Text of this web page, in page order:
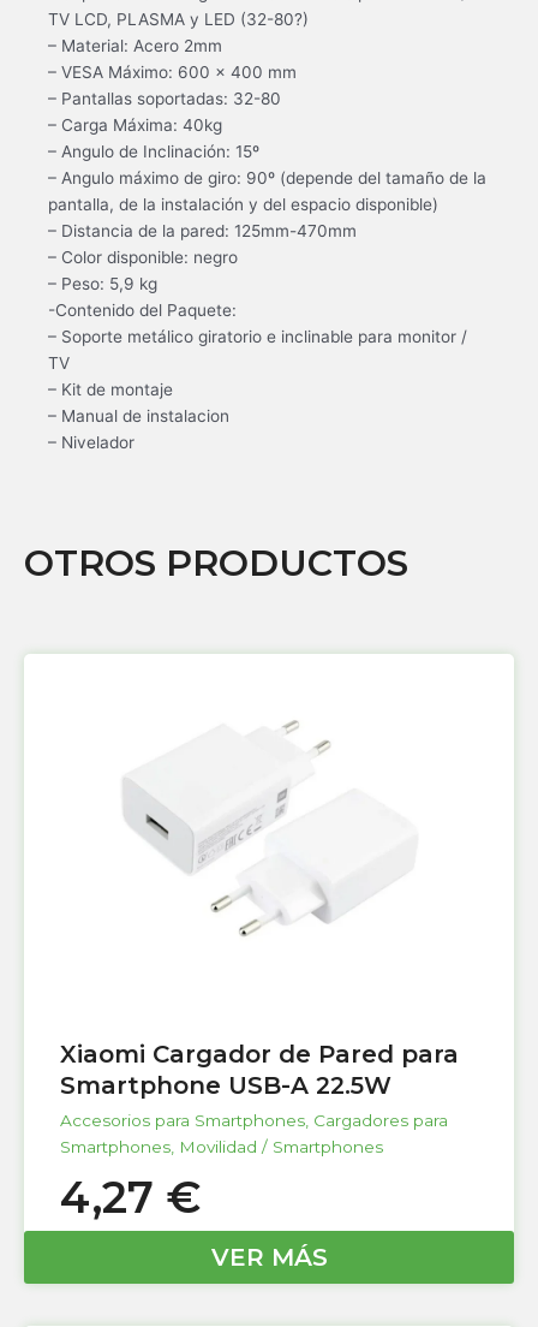
TV LCD, PLASMA y LED (32-80?)
– Material: Acero 2mm
– VESA Máximo: 600 x 400 mm
– Pantallas soportadas: 32-80
– Carga Máxima: 40kg
– Angulo de Inclinación: 15º
– Angulo máximo de giro: 90º (depende del tamaño de la
pantalla, de la instalación y del espacio disponible)
– Distancia de la pared: 125mm-470mm
– Color disponible: negro
– Peso: 5,9 kg
-Contenido del Paquete:
– Soporte metálico giratorio e inclinable para monitor /
TV
– Kit de montaje
– Manual de instalacion
– Nivelador
OTROS PRODUCTOS
Xiaomi Cargador de Pared para
Smartphone USB-A 22.5W
Accesorios para Smartphones Cargadores para
Smartphones Movilidad / Smartphones
4,27 €
VER MÁS